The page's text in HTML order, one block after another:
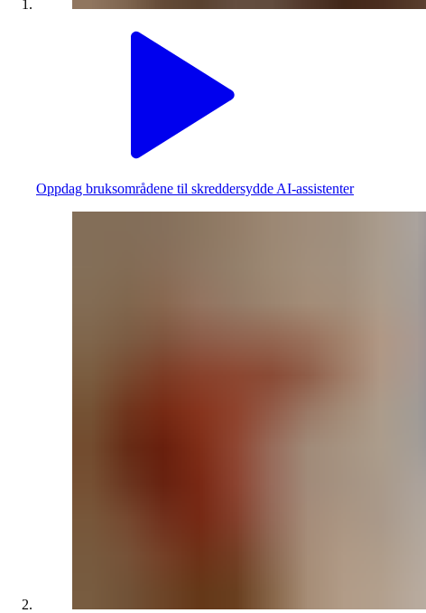
Oppdag bruksområdene til skreddersydde AI-assistenter